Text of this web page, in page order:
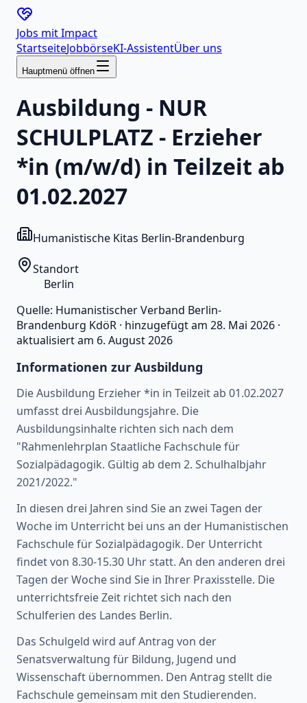
Jobs mitImpact
StartseiteJobbörseKI-AssistentÜber uns
Hauptmenü öffnen
Ausbildung - NUR
SCHULPLATZ - Erzieher
*in (m/w/d) in Teilzeit ab
01.02.2027
Humanistische Kitas Berlin-Brandenburg
Standort
Berlin
Quelle: Humanistischer Verband Berlin-
Brandenburg KdöR · hinzugefügt am 28. Mai 2026 ·
aktualisiert am 6. August 2026
Informationen zur Ausbildung
Die Ausbildung Erzieher *in in Teilzeit ab 01.02.2027
umfasst drei Ausbildungsjahre. Die
Ausbildungsinhalte richten sich nach dem
"Rahmenlehrplan Staatliche Fachschule für
Sozialpädagogik. Gültig ab dem 2. Schulhalbjahr
2021/2022."
In diesen drei Jahren sind Sie an zwei Tagen der
Woche im Unterricht bei uns an der Humanistischen
Fachschule für Sozialpädagogik. Der Unterricht
findet von 8.30-15.30 Uhr statt. An den anderen drei
Tagen der Woche sind Sie in Ihrer Praxisstelle. Die
unterrichtsfreie Zeit richtet sich nach den
Schulferien des Landes Berlin.
Das Schulgeld wird auf Antrag von der
Senatsverwaltung für Bildung, Jugend und
Wissenschaft übernommen. Den Antrag stellt die
Fachschule gemeinsam mit den Studierenden.